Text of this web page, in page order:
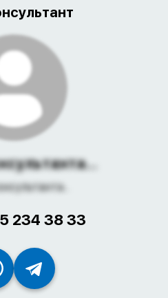
234 38 33